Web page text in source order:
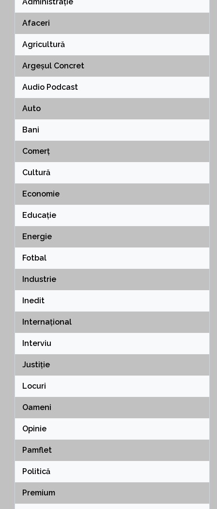
Afaceri
Agricultură
Argeșul Concret
Audio Podcast
Auto
Bani
Comerț
Cultură
Economie
Educație
Energie
Fotbal
Industrie
Inedit
Internațional
Interviu
Justiție
Locuri
Oameni
Opinie
Pamflet
Politică
Premium